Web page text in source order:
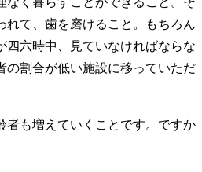
れて、歯を磨けること。もちろん
六時中、見ていなければならな
の割合が低い施設に移っていただ
も増えていくことです。ですか